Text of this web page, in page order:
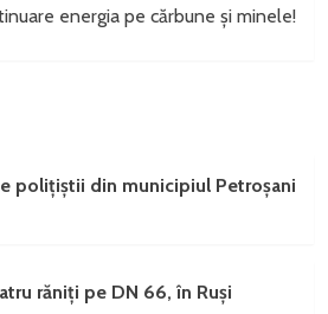
energia pe cărbune și minele!
polițiștii din municipiul Petroșani
răniți pe DN 66, în Ruși